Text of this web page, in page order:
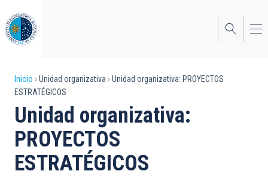
al
contenido
principal
Sobrescribir
enlaces
de
ayuda
a
Inicio Unidad organizativa
Unidad organizativa: PROYECTOS
ESTRATÉGICOS
Unidad organizativa:
PROYECTOS
ESTRATÉGICOS